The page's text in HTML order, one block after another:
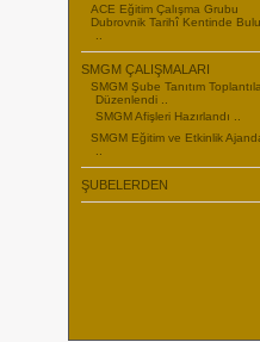
ACE Eğitim Çalışma Grubu
Dubrovnik Tarihî Kentinde
SMGM ÇALIŞMALARI
SMGM Şube Tanıtım
Düzenlendi ..
SMGM Afişleri Hazırlandı ..
SMGM Eğitim ve Etkinlik
ŞUBELERDEN